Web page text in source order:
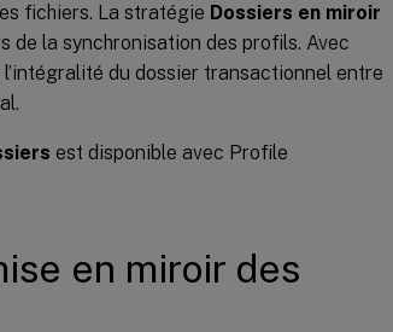
fichiers. La stratégie Dossiers en miroir
de la synchronisation des profils. Avec
du dossier transactionnel entre
est disponible avec Profile
en miroir des